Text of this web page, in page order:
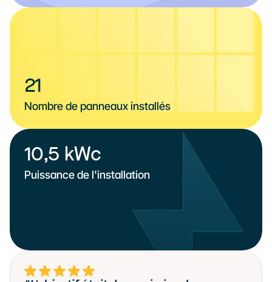
21
Nombre de panneaux installés
10,5 kWc
Puissance de l'installation